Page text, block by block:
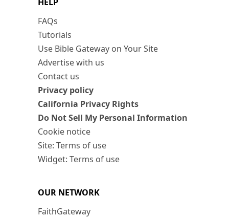
FAQs
Tutorials
Use Bible Gateway on Your Site
Advertise with us
Contact us
Privacy policy
California Privacy Rights
Do Not Sell My Personal Information
Cookie notice
Site: Terms of use
Widget: Terms of use
OUR NETWORK
FaithGateway